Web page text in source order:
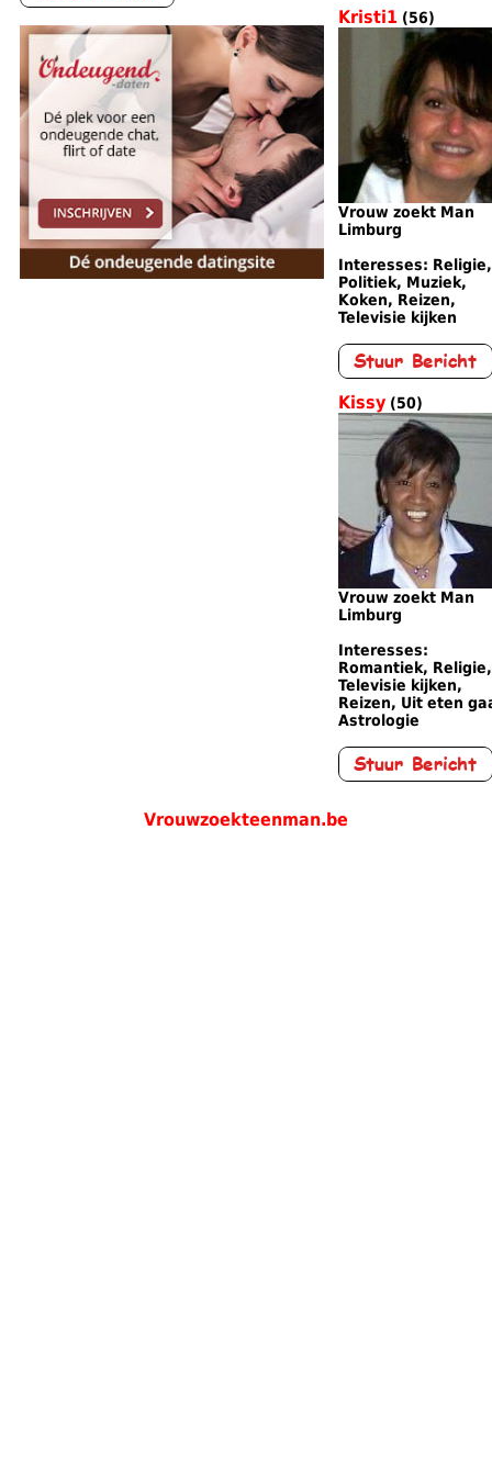
Kristi1 (56)
Vrouw zoekt Man
Limburg
Interesses: Religie,
Politiek, Muziek,
Koken, Reizen,
Televisie kijken
Kissy (50)
Vrouw zoekt Man
Limburg
Interesses:
Romantiek, Religie,
Televisie kijken,
Reizen, Uit eten
Astrologie
Vrouwzoekteenman.be